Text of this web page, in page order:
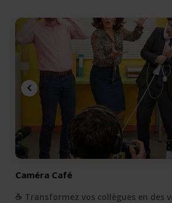
Caméra Café
☕️ Transformez vos collègues en des